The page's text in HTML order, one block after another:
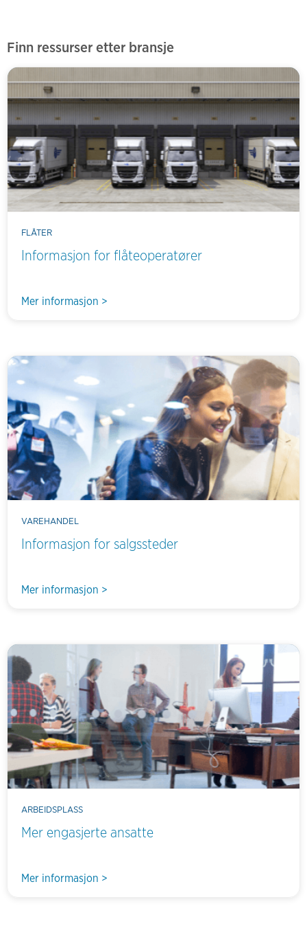
Finn ressurser etter bransje
FLÅTER
Informasjon for flåteoperatører
Mer informasjon >
VAREHANDEL
Informasjon for salgssteder
Mer informasjon >
ARBEIDSPLASS
Mer engasjerte ansatte
Mer informasjon >